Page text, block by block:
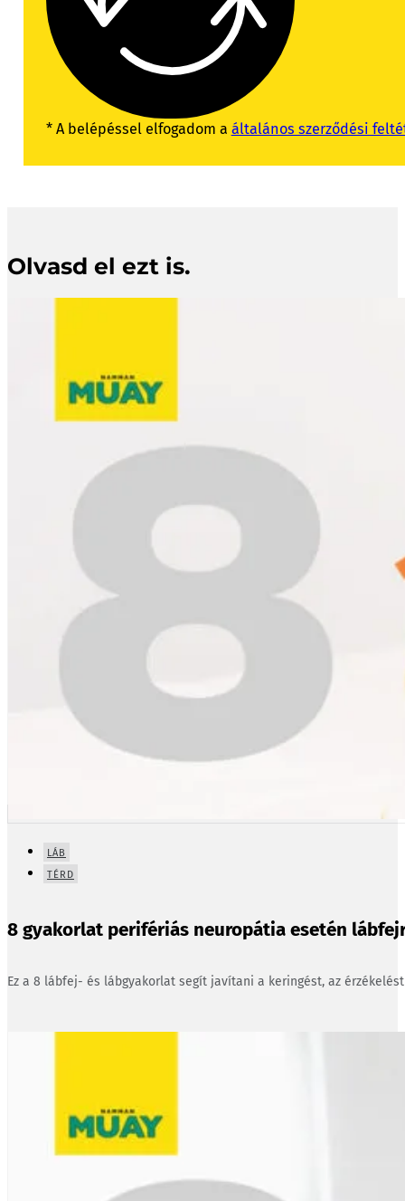
* A belépéssel elfogadom a általános szerződési
Olvasd el ezt is.
LÁB
TÉRD
8 gyakorlat perifériás neuropátia esetén
Ez a 8 lábfej- és lábgyakorlat segít javítani a keringést, az